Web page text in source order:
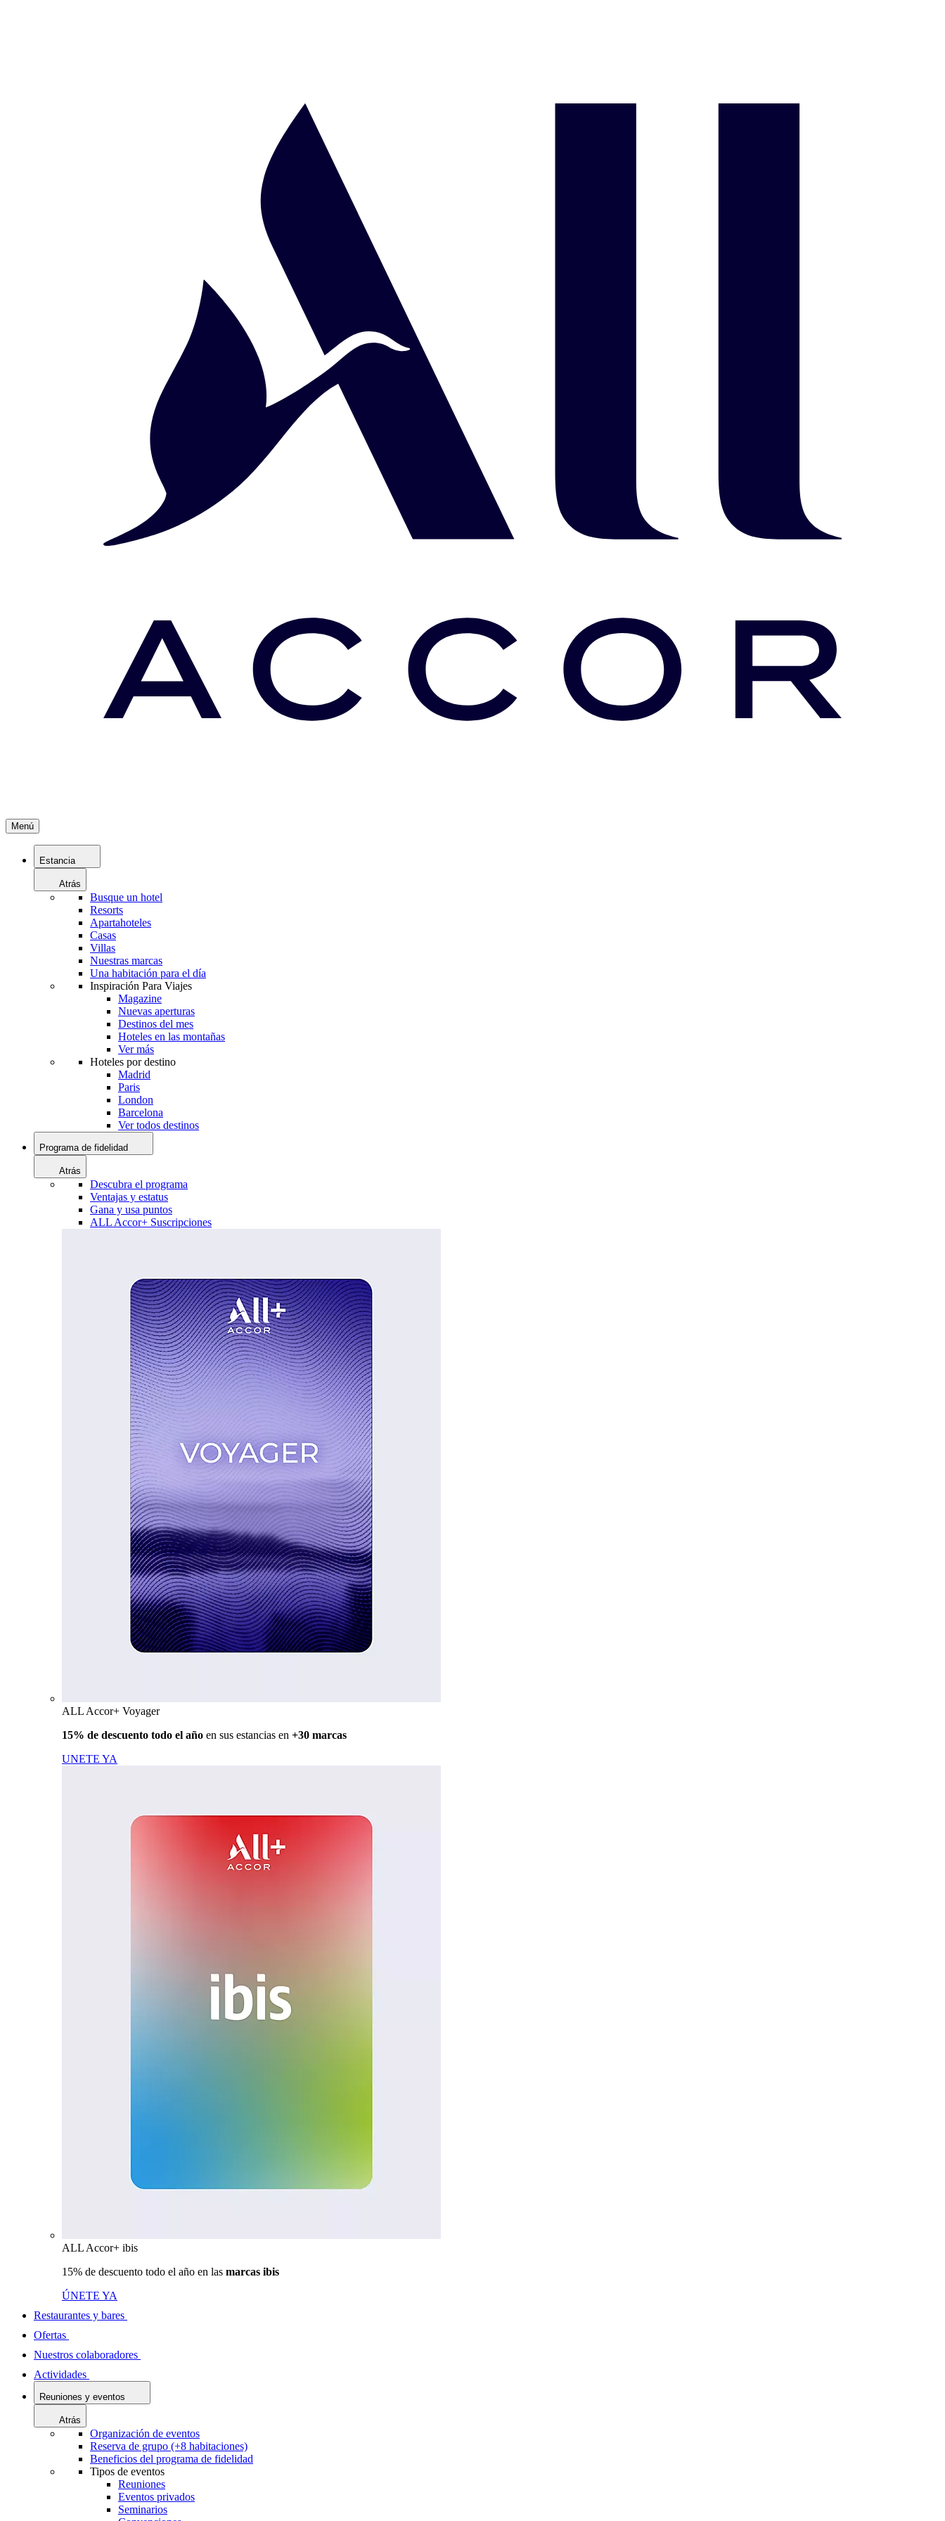
Menú
Estancia
Atrás
Busque un hotel
Resorts
Apartahoteles
Casas
Villas
Nuestras marcas
Una habitación para el día
Inspiración Para Viajes
Magazine
Nuevas aperturas
Destinos del mes
Hoteles en las montañas
Ver más
Hoteles por destino
Madrid
Paris
London
Barcelona
Ver todos destinos
Programa de fidelidad
Atrás
Descubra el programa
Ventajas y estatus
Gana y usa puntos
ALL Accor+ Suscripciones
ALL Accor+ Voyager
15% de descuento todo el año en sus estancias en +30 marcas
UNETE YA
ALL Accor+ ibis
15% de descuento todo el año en las marcas ibis
ÚNETE YA
Restaurantes y bares
Ofertas
Nuestros colaboradores
Actividades
Reuniones y eventos
Atrás
Organización de eventos
Reserva de grupo (+8 habitaciones)
Beneficios del programa de fidelidad
Tipos de eventos
Reuniones
Eventos privados
Seminarios